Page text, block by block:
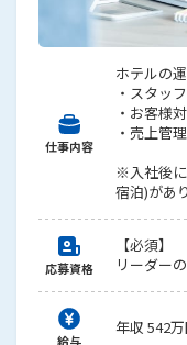
仕事内容
ホテルの
・スタッ
・お客様
・売上管
※入社後
宿泊)があ
応募資格
【必須】
リーダー
給与
年収 542